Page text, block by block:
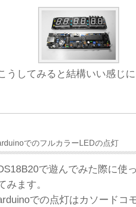
うしてみると結構いい感じ
でのフルカラーLEDの点灯
で遊んでみた際に使
みます。
での点灯はカソードコ